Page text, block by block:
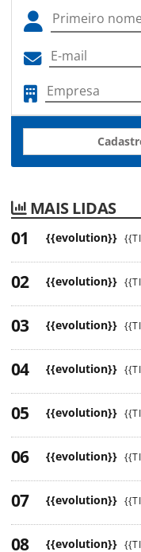
MAIS LIDAS
{{evolution}}
{{evolution}}
{{evolution}}
{{evolution}}
{{evolution}}
{{evolution}}
{{evolution}}
{{evolution}}